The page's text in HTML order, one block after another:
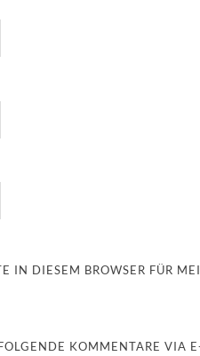
IN DIESEM BROWSER FÜR
KOMMENTARE VIA